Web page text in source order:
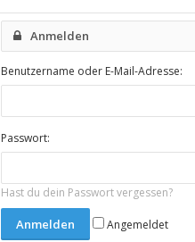
Anmelden
Benutzername oder E-Mail-Adresse:
Passwort:
Hast du dein Passwort vergessen?
Angemeldet